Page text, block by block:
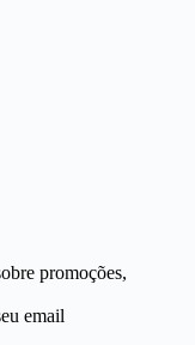
promoções,
email